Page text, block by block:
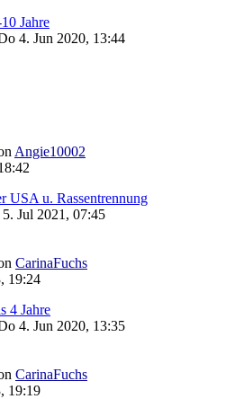
Jahre
4. Jun 2020, 13:44
Angie10002
USA u. Rassentrennung
Jul 2021, 07:45
CarinaFuchs
19:24
4 Jahre
4. Jun 2020, 13:35
CarinaFuchs
19:19